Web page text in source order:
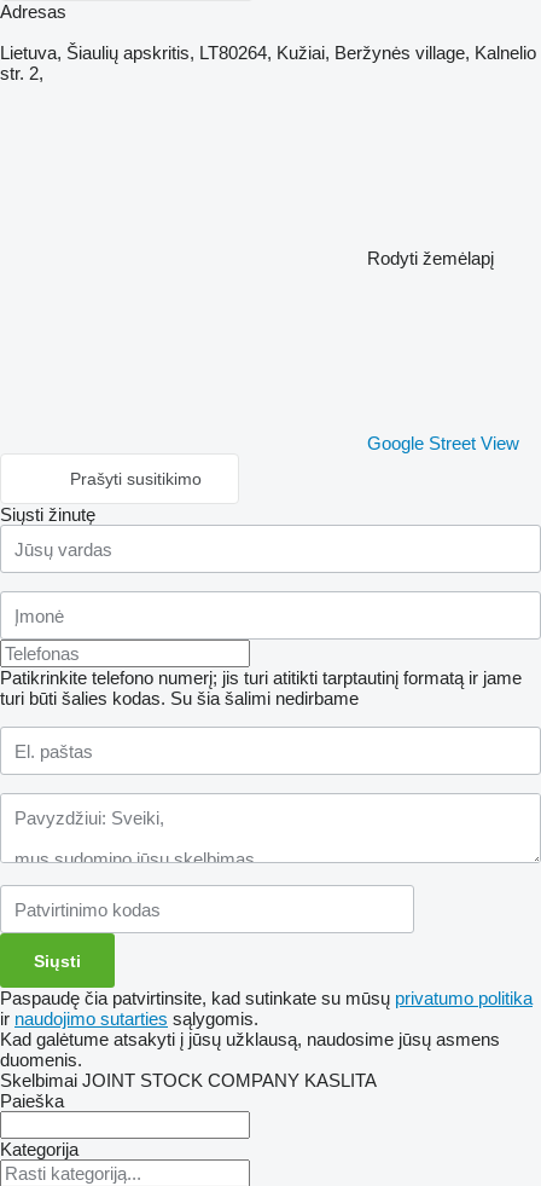
Adresas
Lietuva, Šiaulių apskritis, LT80264, Kužiai, Beržynės village, Kalnelio
str. 2,
Rodyti žemėlapį
Google Street View
Prašyti susitikimo
Siųsti žinutę
Patikrinkite telefono numerį; jis turi atitikti tarptautinį formatą ir jame
turi būti šalies kodas. Su šia šalimi nedirbame
Paspaudę čia patvirtinsite, kad sutinkate su mūsų privatumo politika
ir naudojimo sutarties sąlygomis.
Kad galėtume atsakyti į jūsų užklausą, naudosime jūsų asmens
duomenis.
Skelbimai JOINT STOCK COMPANY KASLITA
Paieška
Kategorija